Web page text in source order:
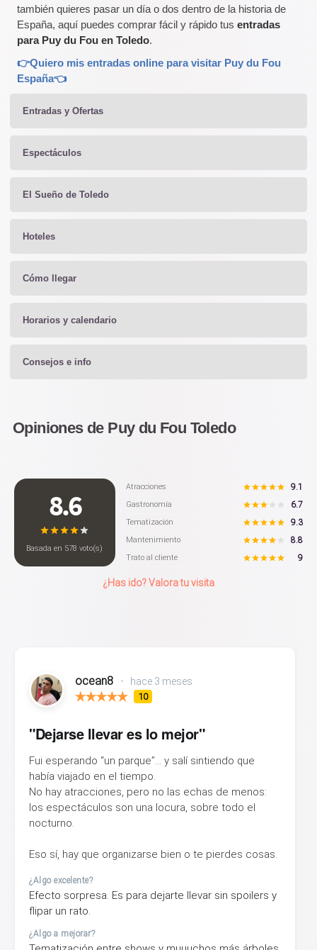
también quieres pasar un día o dos dentro de la historia de
España, aquí puedes comprar fácil y rápido tusentradas
para Puy du Fou en Toledo.
👉Quiero mis entradas online para visitar Puy du Fou
España👈
Entradas y Ofertas
Espectáculos
El Sueño de Toledo
Hoteles
Cómo llegar
Horarios y calendario
Consejos e info
Opiniones de Puy du Fou Toledo
8.6
Basada en 578 voto(s)
Atracciones 9.1
Gastronomía 6.7
Tematización 9.3
Mantenimiento 8.8
Trato al cliente 9
¿Has ido? Valora tu visita
ocean8 • hace 3 meses
10
"Dejarse llevar es lo mejor"
Fui esperando “un parque”… y salí sintiendo que
había viajado en el tiempo.
No hay atracciones, pero no las echas de menos:
los espectáculos son una locura, sobre todo el
nocturno.
Eso sí, hay que organizarse bien o te pierdes cosas.
¿Algo excelente?
Efecto sorpresa. Es para dejarte llevar sin spoilers y
flipar un rato.
¿Algo a mejorar?